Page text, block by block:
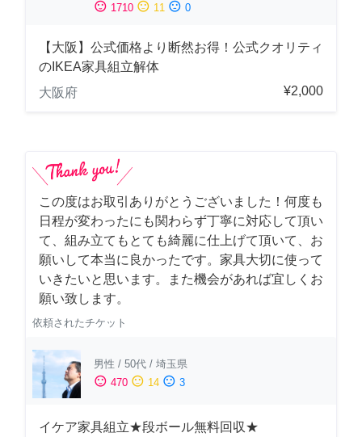
sentiment_satisfied 1710 sentiment_neutral 11 sentiment_dissatisfied 0
【大阪】公式価格より断然お得！公式クオリティ
のIKEA家具組立解体
大阪府
¥2,000
この度はお取引ありがとうございました！何度も
日程が変わったにも関わらず丁寧に対応して頂い
て、組み立てもとても綺麗に仕上げて頂いて、お
願いして本当に良かったです。家具大切に使って
いきたいと思います。また機会があれば宜しくお
願い致します。
依頼されたチケット
男性 / 50代 / 埼玉県
sentiment_satisfied 470 sentiment_neutral 14 sentiment_dissatisfied 3
イケア家具組立★段ボール無料回収★